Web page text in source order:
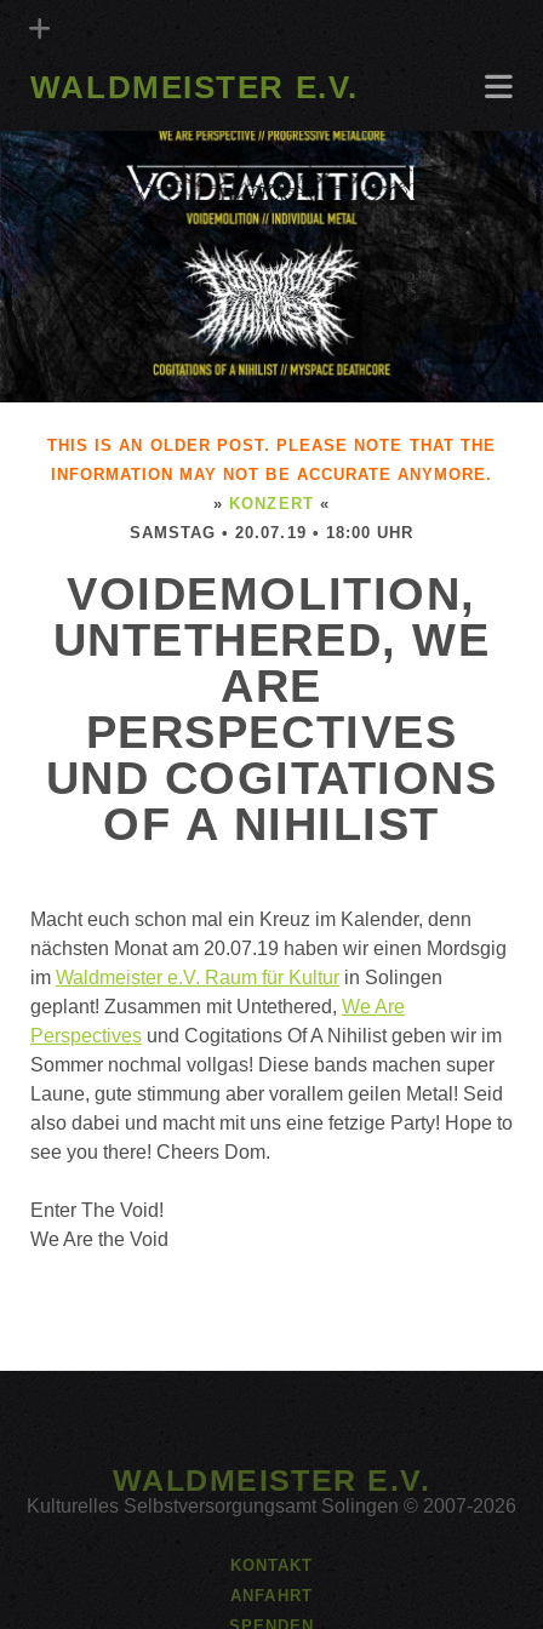
WALDMEISTER E.V.
THIS IS AN OLDER POST. PLEASE NOTE THAT THE
INFORMATION MAY NOT BE ACCURATE ANYMORE.
» KONZERT «
SAMSTAG • 20.07.19 • 18:00 UHR
VOIDEMOLITION,
UNTETHERED, WE
ARE
PERSPECTIVES
UND COGITATIONS
OF A NIHILIST
Macht euch schon mal ein Kreuz im Kalender, denn
nächsten Monat am 20.07.19 haben wir einen Mordsgig
im Waldmeister e.V. Raum für Kulturin Solingen
geplant! Zusammen mit Untethered, We Are
Perspectivesund Cogitations Of A Nihilist geben wir im
Sommer nochmal vollgas! Diese bands machen super
Laune, gute stimmung aber vorallem geilen Metal! Seid
also dabei und macht mit uns eine fetzige Party! Hope to
see you there! Cheers Dom.
Enter The Void!
We Are the Void
WALDMEISTER E.V.
Kulturelles Selbstversorgungsamt Solingen © 2007-2026
KONTAKT
ANFAHRT